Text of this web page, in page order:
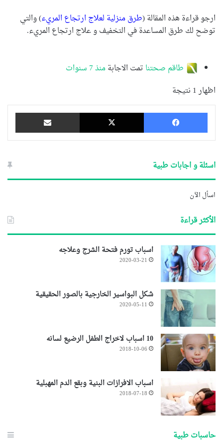
ارجو قراءة هذه المقالة (طرق منزلية لعلاج ارتجاع المريء) والتي
توضح لك طرق المساعدة في التخفيف و علاج ارتجاع المريء.
طاقم صحتنا تمت الاجابةمنذ 7 سنوات
اظهار 1 نتيجة
فيسبوك ‫X
اسئلة و اجابات طبية
اسأل الآن
الأكثر قراءة
اسباب تورم فتحة الشرج وعلاجه
2020-03-21
شكل البواسير الخارجية بالصور الحقيقية
2020-05-11
10 اسباب لاخراج الطفل الرضيع لسانه
2018-10-06
اسباب الافرازات البنية وبقع الدم المهبلية
2018-07-18
حاسبات طبية